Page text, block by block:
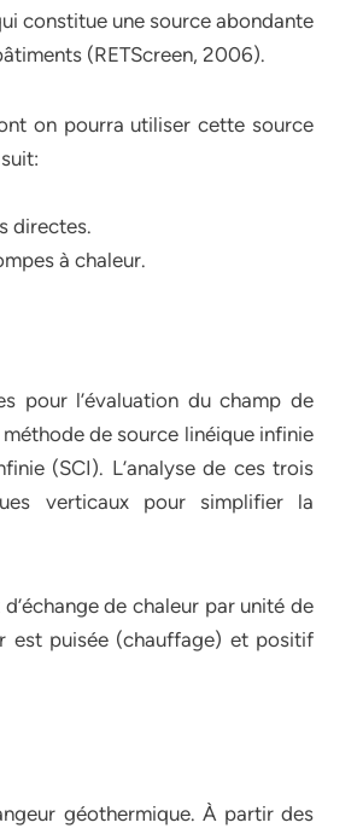
constitue une source abondante
(RETScreen, 2006).
on pourra utiliser cette source
directes.
à chaleur.
pour l’évaluation du champ de
de source linéique infinie
(SCI). L’analyse de ces trois
verticaux pour simplifier la
de chaleur par unité de
est puisée (chauffage) et positif
géothermique. À partir des